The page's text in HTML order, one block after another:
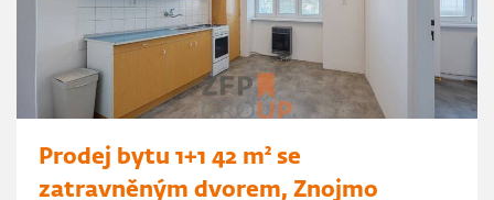
Prodej bytu 1+1 42 m² se
zatravněným dvorem, Znojmo